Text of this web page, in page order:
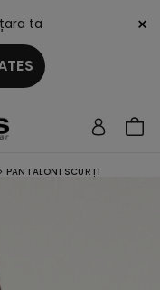
ta ×
> PANTALONI SCURȚI